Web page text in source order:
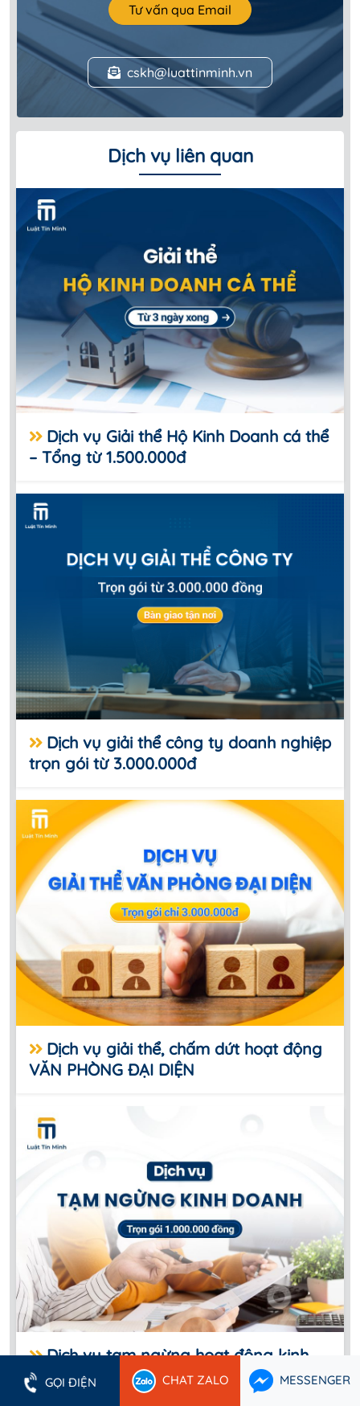
Tư vấn qua Email
cskh@luattinminh.vn
Dịch vụ liên quan
Dịch vụ Giải thể Hộ Kinh Doanh cá thể
– Tổng từ 1.500.000đ
Dịch vụ giải thể công ty doanh nghiệp
trọn gói từ 3.000.000đ
Dịch vụ giải thể, chấm dứt hoạt động
VĂN PHÒNG ĐẠI DIỆN
Dịch vụ tạm ngừng hoạt động kinh
doanh trọn gói 1.000.000đ
GỌI ĐIỆN CHAT ZALO MESSENGER